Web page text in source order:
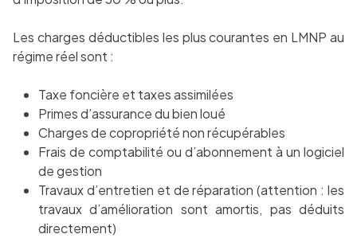
Les charges déductibles les plus courantes en LMNP au
régime réel sont :
Taxe foncière et taxes assimilées
Primes d’assurance du bien loué
Charges de copropriété non récupérables
Frais de comptabilité ou d’abonnement à un logiciel
de gestion
Travaux d’entretien et de réparation (attention : les
travaux d’amélioration sont amortis, pas déduits
directement)